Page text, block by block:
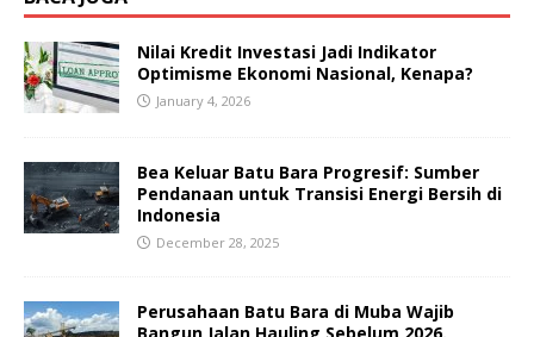
Nilai Kredit Investasi Jadi Indikator
Optimisme Ekonomi Nasional, Kenapa?
January 4, 2026
Bea Keluar Batu Bara Progresif: Sumber
Pendanaan untuk Transisi Energi Bersih di
Indonesia
December 28, 2025
Perusahaan Batu Bara di Muba Wajib